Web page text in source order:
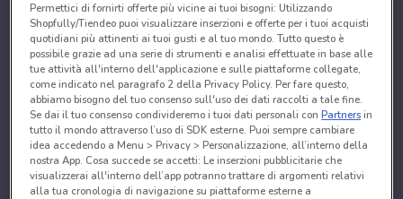
Permettici di fornirti offerte più vicine ai tuoi bisogni: Utilizzando
Shopfully/Tiendeo puoi visualizzare inserzioni e offerte per i tuoi acquisti
quotidiani più attinenti ai tuoi gusti e al tuo mondo. Tutto questo è
possibile grazie ad una serie di strumenti e analisi effettuate in base alle
tue attività all'interno dell'applicazione e sulle piattaforme collegate,
come indicato nel paragrafo 2 della Privacy Policy. Per fare questo,
abbiamo bisogno del tuo consenso sull'uso dei dati raccolti a tale fine.
Se dai il tuo consenso condivideremo i tuoi dati personali conPartnersin
tutto il mondo attraverso l’uso di SDK esterne. Puoi sempre cambiare
idea accedendo a Menu > Privacy > Personalizzazione, all’interno della
nostra App. Cosa succede se accetti: Le inserzioni pubblicitarie che
visualizzerai all'interno dell’app potranno trattare di argomenti relativi
alla tua cronologia di navigazione su piattaforme esterne a